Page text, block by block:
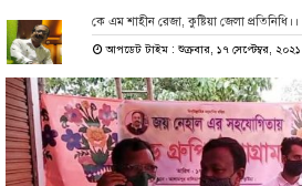
কে এম শাহীন রেজা, কুষ্টিয়া জেলা প্রতিনিধি।।
আপডেট টাইম : শুক্রবার, ১৭ সেপ্টেম্বর, ২০২১